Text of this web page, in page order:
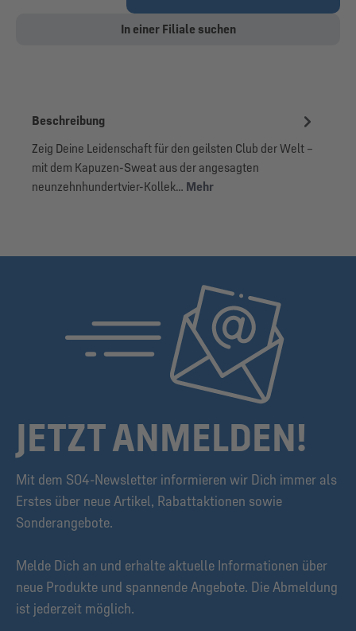
In einer Filiale suchen
Beschreibung
Zeig Deine Leidenschaft für den geilsten Club der Welt –
mit dem Kapuzen-Sweat aus der angesagten
neunzehnhundertvier-Kollek… Mehr
JETZT ANMELDEN!
Mit dem S04-Newsletter informieren wir Dich immer als
Erstes über neue Artikel, Rabattaktionen sowie
Sonderangebote.
Melde Dich an und erhalte aktuelle Informationen über
neue Produkte und spannende Angebote. Die Abmeldung
ist jederzeit möglich.